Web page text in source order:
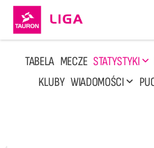
TABELA MECZE STATYSTYKI
KLUBY WIADOMOŚCI